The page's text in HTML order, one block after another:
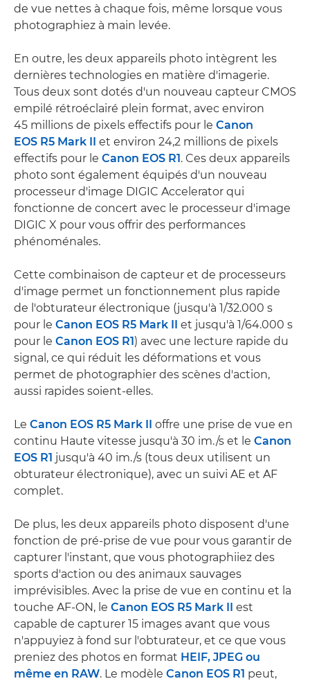
de vue nettes à chaque fois, même lorsque vous
photographiez à main levée.
En outre, les deux appareils photo intègrent les
dernières technologies en matière d'imagerie.
Tous deux sont dotés d'un nouveau capteur CMOS
empilé rétroéclairé plein format, avec environ
45 millions de pixels effectifs pour le Canon
EOS R5 Mark II et environ 24,2 millions de pixels
effectifs pour le Canon EOS R1. Ces deux appareils
photo sont également équipés d'un nouveau
processeur d'image DIGIC Accelerator qui
fonctionne de concert avec le processeur d'image
DIGIC X pour vous offrir des performances
phénoménales.
Cette combinaison de capteur et de processeurs
d'image permet un fonctionnement plus rapide
de l'obturateur électronique (jusqu'à 1/32.000 s
pour le Canon EOS R5 Mark II et jusqu'à 1/64.000 s
pour le Canon EOS R1) avec une lecture rapide du
signal, ce qui réduit les déformations et vous
permet de photographier des scènes d'action,
aussi rapides soient-elles.
Le Canon EOS R5 Mark II offre une prise de vue en
continu Haute vitesse jusqu'à 30 im./s et le Canon
EOS R1 jusqu'à 40 im./s (tous deux utilisent un
obturateur électronique), avec un suivi AE et AF
complet.
De plus, les deux appareils photo disposent d'une
fonction de pré-prise de vue pour vous garantir de
capturer l'instant, que vous photographiiez des
sports d'action ou des animaux sauvages
imprévisibles. Avec la prise de vue en continu et la
touche AF-ON, le Canon EOS R5 Mark II est
capable de capturer 15 images avant que vous
n'appuyiez à fond sur l'obturateur, et ce que vous
preniez des photos en format HEIF, JPEG ou
même en RAW. Le modèle Canon EOS R1 peut,